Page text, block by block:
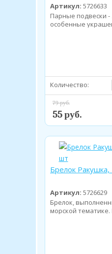
Артикул: 5726633
Парные подвески -
особенные
Количество:
79 руб.
55 руб.
Брелок
Артикул: 5726629
Брелок,
морской